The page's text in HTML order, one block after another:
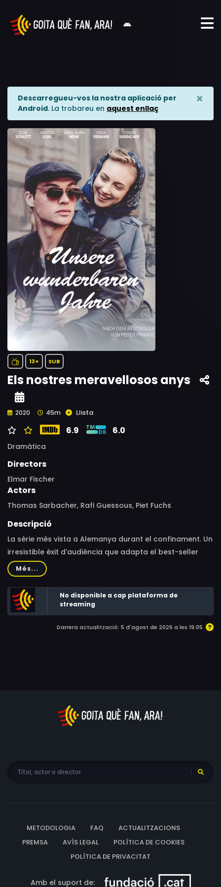
Descarregueu-vos la nostra aplicació per
Android. La trobareu en aquest enllaç
×
13+ SUB
Els nostres meravellosos anys
2020 45m Llista
6.9 6.0
Dramàtica
Directors
Elmar Fischer
Actors
Thomas Sarbacher, Rafi Guessous, Piet Fuchs
Descripció
La sèrie més vista a Alemanya durant el confinament. Un
irresistible èxit d'audiència que adapta el best-seller
homònim de Peter Prange i relata la història de la
família Wolf en la postguerra alemanya, en els anys 40 i
50.Alemanya, 20 de juny de 1948. A Altena, una petita
ciutat alemanya, s'estan formant llargues cues davant
del banc local, igual que a la resta del país. Avui, amb la
introducció de la nova moneda, tots els ciutadans, ja
història de la família Wolf, els seus somnis, les seves
vides i els seus destins. Deixen enrere una guerra cruel
Més...
No disponible a cap plataforma de
streaming
Darrera actualització: 5 d'agost de 2026 a les 19:05
METODOLOGIA FAQ
ACTUALITZACIONS
PREMSA
AVÍS LEGAL
POLÍTICA DE COOKIES
POLÍTICA DE PRIVACITAT
Amb el suport de: